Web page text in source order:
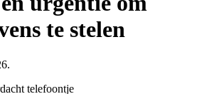
te stelen